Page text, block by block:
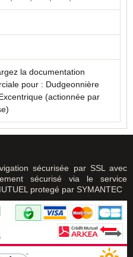
la documentation
pour : Dudgeonnière
(actionnée par
sécurisée par SSL avec
sécurisé via le service
protegé par SYMANTEC